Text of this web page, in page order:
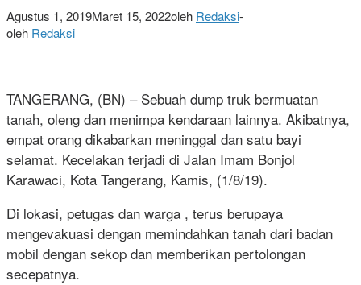
Agustus 1, 2019Maret 15, 2022oleh Redaksi-
oleh Redaksi
TANGERANG, (BN) – Sebuah dump truk bermuatan
tanah, oleng dan menimpa kendaraan lainnya. Akibatnya,
empat orang dikabarkan meninggal dan satu bayi
selamat. Kecelakan terjadi di Jalan Imam Bonjol
Karawaci, Kota Tangerang, Kamis, (1/8/19).
Di lokasi, petugas dan warga , terus berupaya
mengevakuasi dengan memindahkan tanah dari badan
mobil dengan sekop dan memberikan pertolongan
secepatnya.